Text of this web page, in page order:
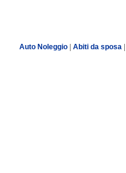
Auto Noleggio| Abiti da sposa|